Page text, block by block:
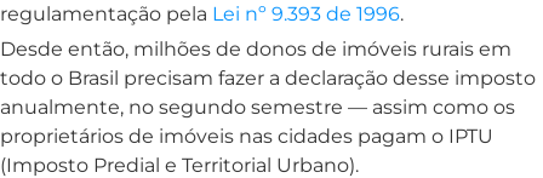
regulamentação pela Lei nº 9.393 de 1996.
Desde então, milhões de donos de imóveis rurais em
todo o Brasil precisam fazer a declaração desse imposto
anualmente, no segundo semestre — assim como os
proprietários de imóveis nas cidades pagam o IPTU
(Imposto Predial e Territorial Urbano).